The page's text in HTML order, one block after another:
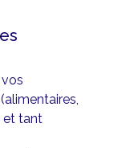
et tant